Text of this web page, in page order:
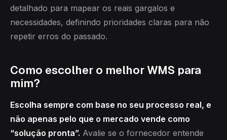
detalhado para mapear os reais gargalos e
necessidades, definindo prioridades claras para não
repetir erros do passado.
Como escolher o melhor WMS para
mim?
Escolha sempre com base no seu processo real, e
não apenas pelo que o mercado vende como
“solução pronta”. Avalie se o fornecedor entende